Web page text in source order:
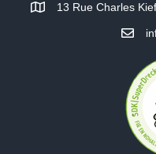
13 Rue Charles